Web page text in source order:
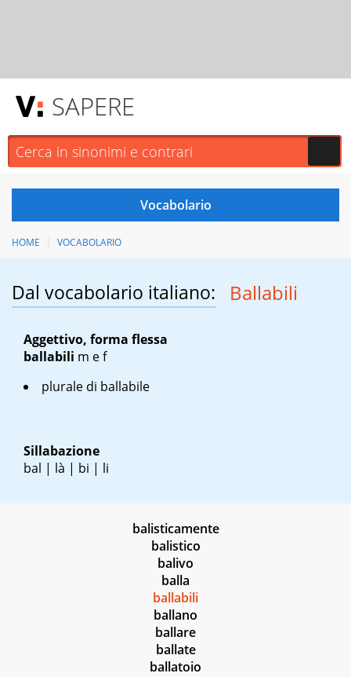
SAPERE
HOME VOCABOLARIO
Dal vocabolario italiano: Ballabili
Aggettivo, forma flessa
ballabili m ef
plurale di ballabile
Sillabazione
bal | là | bi | li
balisticamente
balistico
balivo
balla
ballabili
ballano
ballare
ballate
ballatoio